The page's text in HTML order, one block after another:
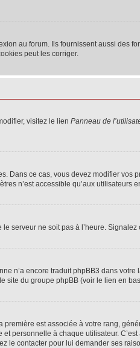
au forum. Ils fournissent aussi des
peut les corriger.
visitez le lien Panneau de
Dans ce cas, vous devez modifier
n’est accessible qu’aux utilisateurs
serveur ne soit pas à l’heure.
n’a encore traduit phpBB3 dans
site du groupe phpBB (voir le lien en
est associée à votre rang,
personnelle à chaque utilisateur.
le contacter pour lui demander ses